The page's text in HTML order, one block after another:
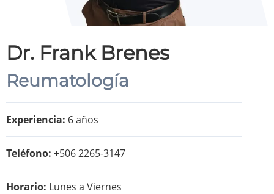
Dr. Frank Brenes
Reumatología
Experiencia: 6 años
Teléfono: +506 2265-3147
Horario: Lunes a Viernes